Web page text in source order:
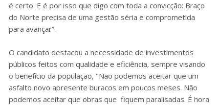
é certo. E é por isso que digo com toda a convicção: Braço
do Norte precisa de uma gestão séria e comprometida
para avançar”.
O candidato destacou a necessidade de investimentos
públicos feitos com qualidade e eficiência, sempre visando
o benefício da população, "Não podemos aceitar que um
asfalto novo apresente buracos em poucos meses. Não
podemos aceitar que obras que fiquem paralisadas. É hora